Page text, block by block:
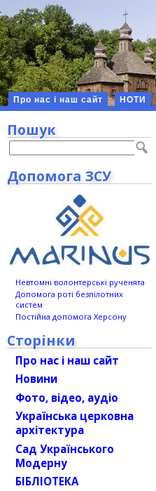
Про нас і наш сайт НОТИ
Пошук
Допомога ЗСУ
Невтомні волонтерські рученята
Допомога роті безпілотних
систем
Постійна допомога Херсону
Сторінки
Про нас і наш сайт
Новини
Фото, відео, аудіо
Українська церковна
архітектура
Сад Українського
Модерну
БІБЛІОТЕКА